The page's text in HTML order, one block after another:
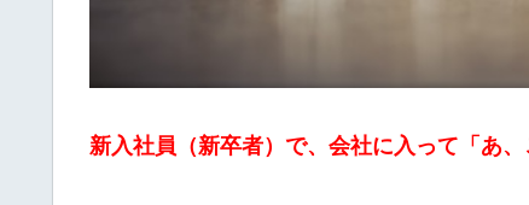
新入社員（新卒者）で、会社に入って「あ